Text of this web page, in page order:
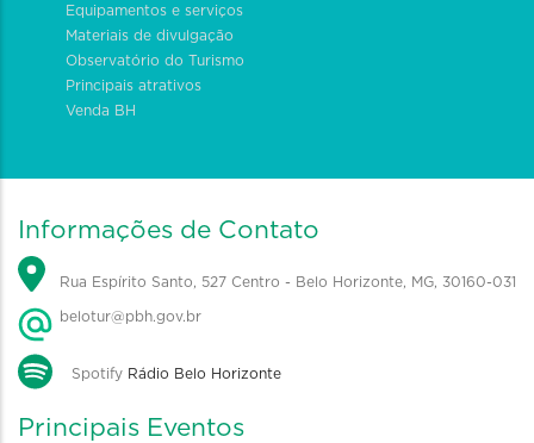
Equipamentos e serviços
Materiais de divulgação
Observatório do Turismo
Principais atrativos
Venda BH
Informações de Contato
Rua Espírito Santo, 527 Centro - Belo Horizonte, MG, 30160-031
belotur@pbh.gov.br
Spotify Rádio Belo Horizonte
Principais Eventos